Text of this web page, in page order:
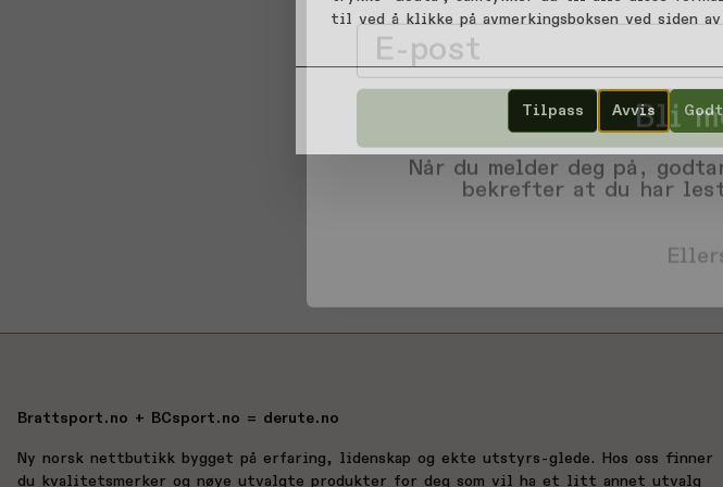
Brattsport.no + BCsport.no = derute.no
Ny norsk nettbutikk bygget på erfaring, lidenskap og ekte utstyrs-glede. Hos oss finner
du kvalitetsmerker og nøye utvalgte produkter for deg som vil ha et litt annet utvalg
til ved å klikke på avmerkingsboksen ved
Avvis
Tilpass
Email
Bli
Når du melder deg på,
bekrefter at du har